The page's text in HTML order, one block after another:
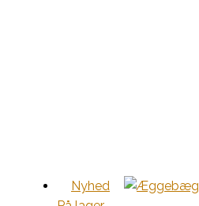
Nyhed